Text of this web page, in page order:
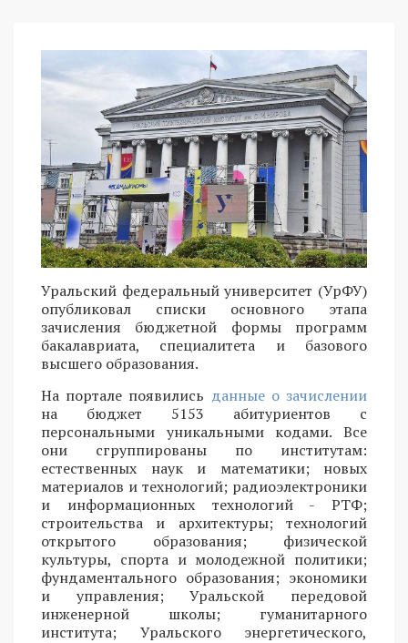
Уральский федеральный университет (УрФУ)
опубликовал списки основного этапа
зачисления бюджетной формы программ
бакалавриата, специалитета и базового
высшего образования.
На портале появились данные о зачислении
на бюджет 5153 абитуриентов с
персональными уникальными кодами. Все
они сгруппированы по институтам:
естественных наук и математики; новых
материалов и технологий; радиоэлектроники
и информационных технологий - РТФ;
строительства и архитектуры; технологий
открытого образования; физической
культуры, спорта и молодежной политики;
фундаментального образования; экономики
и управления; Уральской передовой
инженерной школы; гуманитарного
института; Уральского энергетического,